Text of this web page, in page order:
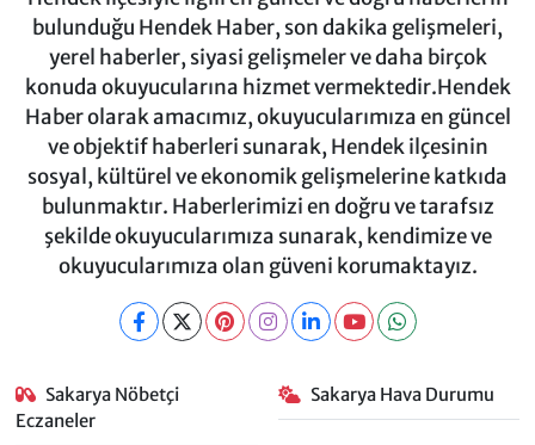
bulunduğu Hendek Haber, son dakika gelişmeleri,
yerel haberler, siyasi gelişmeler ve daha birçok
konuda okuyucularına hizmet vermektedir.Hendek
Haber olarak amacımız, okuyucularımıza en güncel
ve objektif haberleri sunarak, Hendek ilçesinin
sosyal, kültürel ve ekonomik gelişmelerine katkıda
bulunmaktır. Haberlerimizi en doğru ve tarafsız
şekilde okuyucularımıza sunarak, kendimize ve
okuyucularımıza olan güveni korumaktayız.
Sakarya Nöbetçi
Eczaneler
Sakarya Hava Durumu